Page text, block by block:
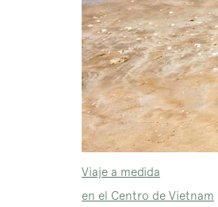
Viaje a medida
en el Centro de Vietnam